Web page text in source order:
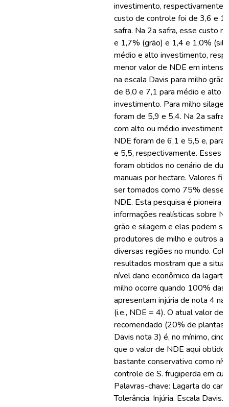
investimento, respectivamente.
custo de controle foi de 3,6 e
safra. Na 2a safra, esse custo
e 1,7% (grão) e 1,4 e 1,0%
médio e alto investimento,
menor valor de NDE em
na escala Davis para milho grão
de 8,0 e 7,1 para médio e alto
investimento. Para milho
foram de 5,9 e 5,4. Na 2a safra,
com alto ou médio
NDE foram de 6,1 e 5,5 e, para
e 5,5, respectivamente. Esses
foram obtidos no cenário de
manuais por hectare. Valores
ser tomados como 75%
NDE. Esta pesquisa é pioneira
informações realísticas sobre
grão e silagem e elas podem
produtores de milho e outros
diversas regiões no mundo.
resultados mostram que a
nível dano econômico da
milho ocorre quando 100% das
apresentam injúria de nota 4 na
(i.e., NDE = 4). O atual valor de
recomendado (20% de plantas
Davis nota 3) é, no mínimo,
que o valor de NDE aqui
bastante conservativo como
controle de S. frugiperda em
Palavras-chave: Lagarta do
Tolerância. Injúria. Escala Davis.